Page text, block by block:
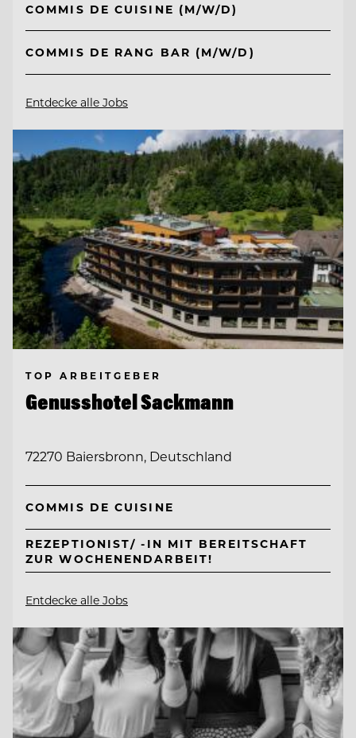
COMMIS DE CUISINE (M/W/D)
COMMIS DE RANG BAR (M/W/D)
Entdecke alle Jobs
TOP ARBEITGEBER
Genusshotel Sackmann
72270 Baiersbronn, Deutschland
COMMIS DE CUISINE
REZEPTIONIST/ -IN MIT BEREITSCHAFT
ZUR WOCHENENDARBEIT!
Entdecke alle Jobs